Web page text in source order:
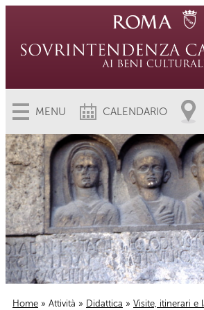
MENU CALENDARIO
Home » Attività » Didattica » Visite, itinerari e